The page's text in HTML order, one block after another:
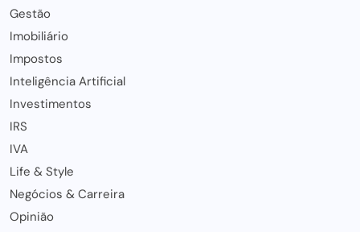
Gestão
Imobiliário
Impostos
Inteligência Artificial
Investimentos
IRS
IVA
Life & Style
Negócios & Carreira
Opinião